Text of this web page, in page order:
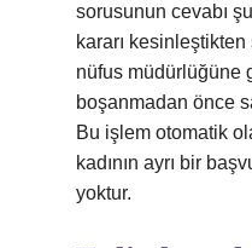
sorusunun cevabı
kararı
nüfus müdürlüğüne
boşanmadan önce
Bu işlem otomatik
kadının ayrı bir
yoktur.